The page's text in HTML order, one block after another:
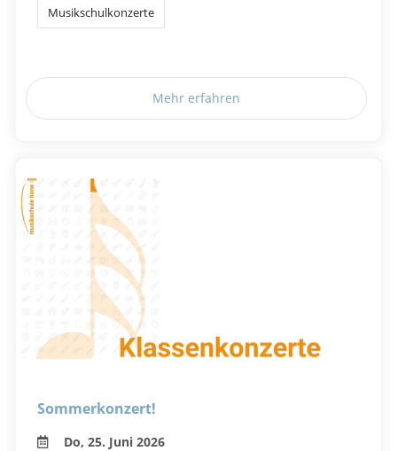
Musikschulkonzerte
Mehr erfahren
Sommerkonzert!
Do, 25. Juni 2026